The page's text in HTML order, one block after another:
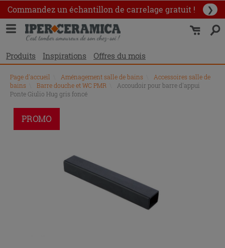
Commandez un échantillon de carrelage gratuit ! ❯
Produits Inspirations Offres du mois
Page d'accueil Aménagement salle de bains
Accessoires salle de
bains
Barre douche et WC PMR
Accoudoir pour barre d'appui
Ponte Giulio Hug gris foncé
PROMO